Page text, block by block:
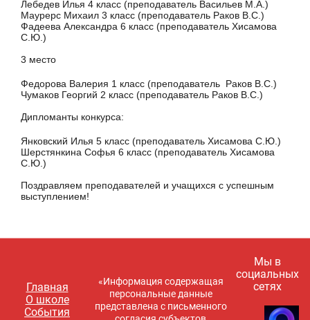
Лебедев Илья 4 класс (преподаватель Васильев М.А.)
Маурерс Михаил 3 класс (преподаватель Раков В.С.)
Фадеева Александра 6 класс (преподаватель Хисамова
С.Ю.)
3 место
Федорова Валерия 1 класс (преподаватель Раков В.С.)
Чумаков Георгий 2 класс (преподаватель Раков В.С.)
Дипломанты конкурса:
Янковский Илья 5 класс (преподаватель Хисамова С.Ю.)
Шерстянкина Софья 6 класс (преподаватель Хисамова
С.Ю.)
Поздравляем преподавателей и учащихся с успешным
выступлением!
Главная
О школе
События
«Информация содержащая
персональные данные
представлена с письменного
Мы в
социальных
сетях